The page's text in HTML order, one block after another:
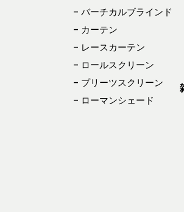
– バーチカルブラインド
– カーテン
– レースカーテン
– ロールスクリーン
– プリーツスクリーン
– ローマンシェード